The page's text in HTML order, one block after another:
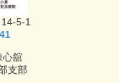
5-1
心舘
支部